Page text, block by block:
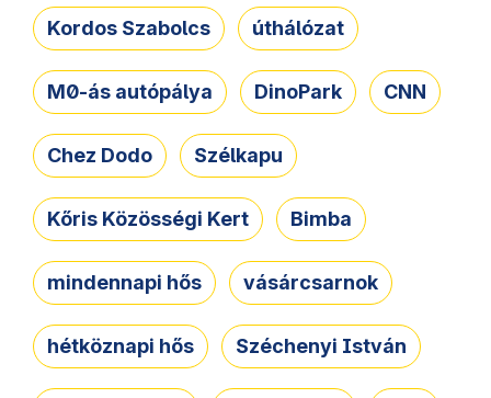
Kordos Szabolcs úthálózat
M0-ás autópálya DinoPark CNN
Chez Dodo Szélkapu
Kőris Közösségi Kert Bimba
mindennapi hős vásárcsarnok
hétköznapi hős Széchenyi István